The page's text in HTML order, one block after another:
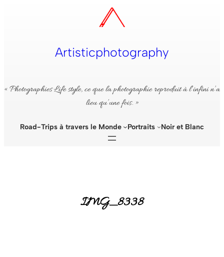
Artisticphotography
« Photographies Life style, ce que la photographie reproduit à l’infini n’a
lieu qu’une fois. »
Road-Trips à travers le Monde Portraits Noir et Blanc
IMG_8338